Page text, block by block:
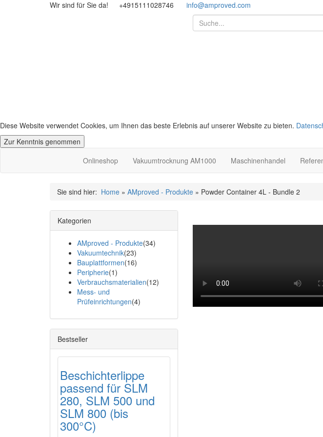
Wir sind für Sie da! +4915111028746 info@amproved.com
Diese Website verwendet Cookies, um Ihnen das beste Erlebnis auf unserer Website zu bieten.
Zur Kenntnis genommen
Onlineshop
Vakuumtrocknung AM1000 Maschinenhandel
Sie sind hier: Home » AMproved - Produkte » Powder Container 4L - Bundle 2
Kategorien
AMproved - Produkte(34)
Vakuumtechnik(23)
Bauplattformen(16)
Peripherie(1)
Verbrauchsmaterialien(12)
Mess- und
Prüfeinrichtungen(4)
Bestseller
Beschichterlippe
passend für SLM
280, SLM 500 und
SLM 800 (bis
300°C)